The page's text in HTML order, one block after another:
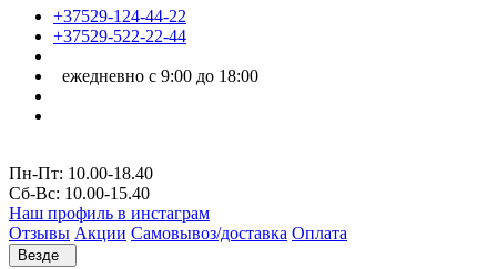
+37529-124-44-22
+37529-522-22-44
ежедневно с 9:00 до 18:00
Пн-Пт: 10.00-18.40
Cб-Вс: 10.00-15.40
Наш профиль в инстаграм
Отзывы Акции Самовывоз/доставка Оплата
Везде